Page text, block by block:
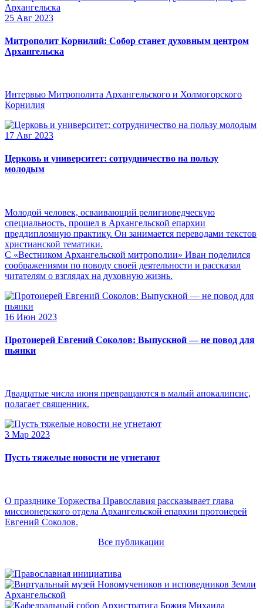
25 Авг 2023
Митрополит Корнилий: Собор станет духовным центром
Архангельска
Интервью Митрополита Архангельского и Холмогорского
Корнилия
17 Авг 2023
Церковь и университет: сотрудничество на пользу
молодым
Молодой человек, осваивающий религиоведческую
специальность, прошел в Архангельской епархии
преддипломную практику. Он занимается переводами текстов
христианской тематики.
С «Вестником Архангельской митрополии» Иван поделился
соображениями по поводу своей деятельности и рассказал
читателям о взглядах на духовную жизнь.
16 Июн 2023
Протоиерей Евгений Соколов: Выпускной — не повод для
пьянки
Двадцатые числа июня превращаются в малый апокалипсис,
полагает священник.
3 Мар 2023
Пусть тяжелые новости не угнетают
О празднике Торжества Православия рассказывает глава
миссионерского отдела Архангельской епархии протоиерей
Евгений Соколов.
Все публикации